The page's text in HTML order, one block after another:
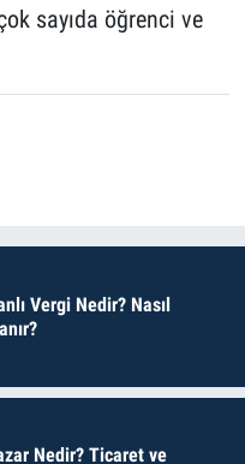
sayıda öğrenci ve
Vergi Nedir? Nasıl
Nedir? Ticaret ve